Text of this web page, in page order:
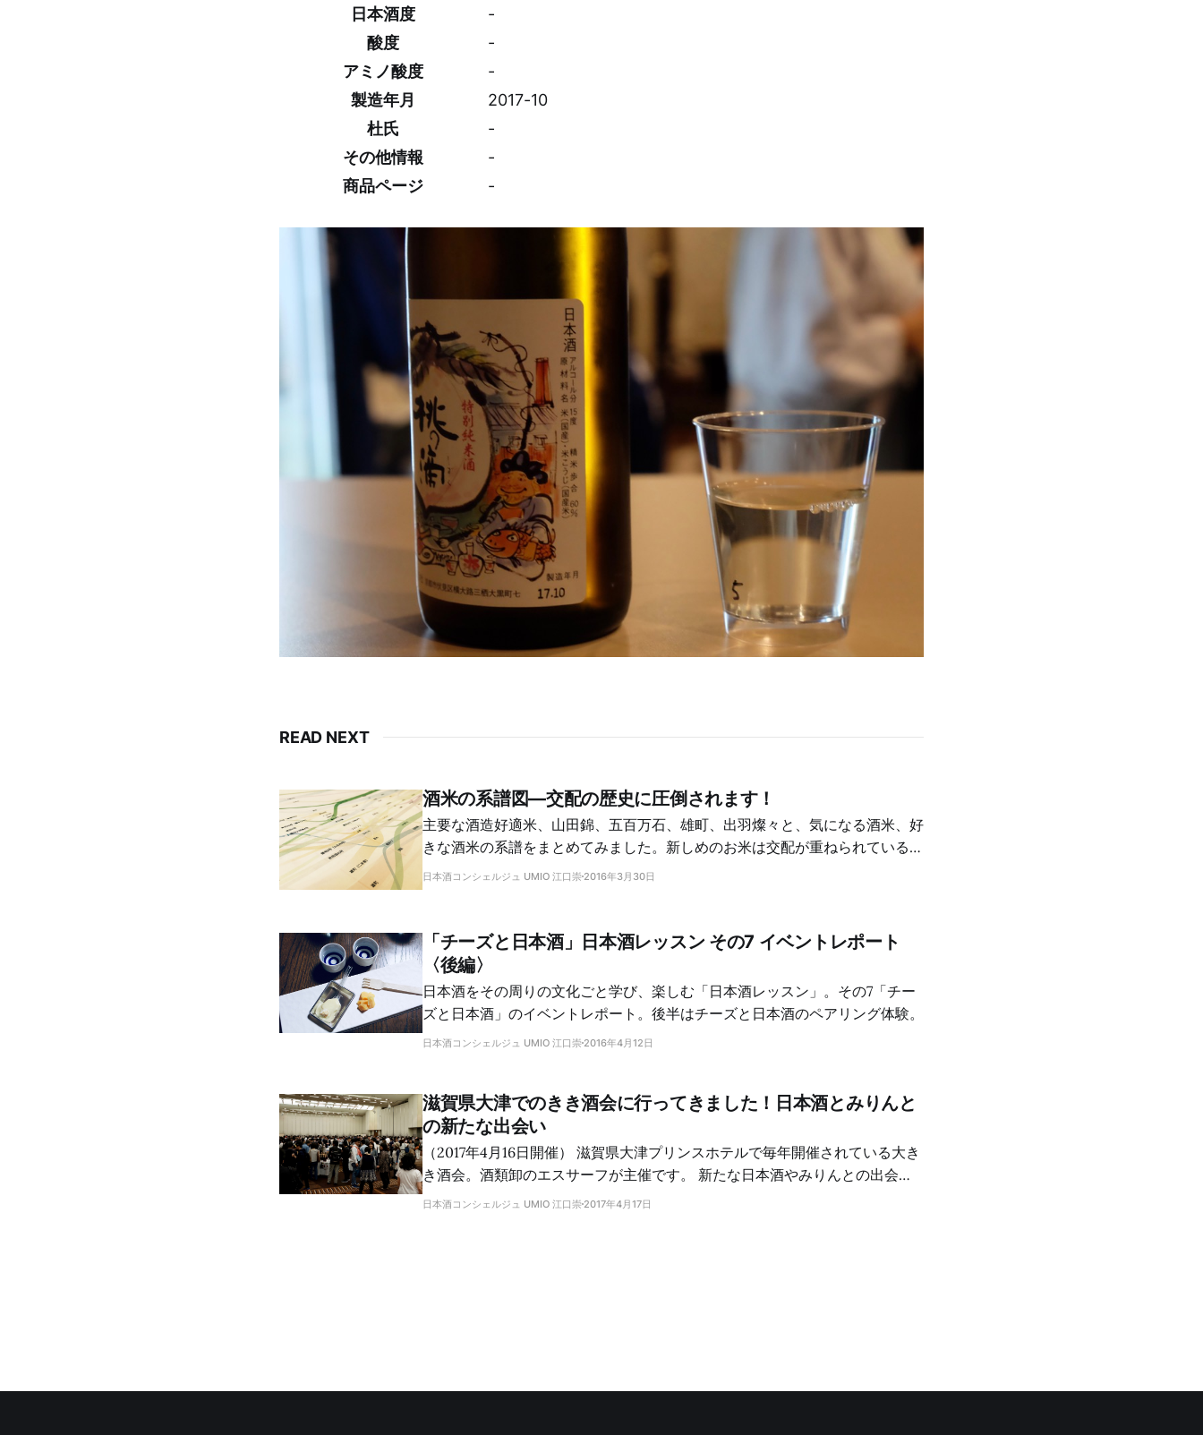
日本酒度
-
酸度
-
アミノ酸度
-
製造年月
2017-10
杜氏
-
その他情報
-
商品ページ
-
READ NEXT
酒米の系譜図―交配の歴史に圧倒されます！
主要な酒造好適米、山田錦、五百万石、雄町、出羽燦々と、気になる酒米、好
きな酒米の系譜をまとめてみました。新しめのお米は交配が重ねられているの
がわかります。意外なルーツもわかって楽しい！
日本酒コンシェルジュ UMIO 江口崇 2016年3月30日
「チーズと日本酒」日本酒レッスン その7 イベントレポート
〈後編〉
日本酒をその周りの文化ごと学び、楽しむ「日本酒レッスン」。その7「チー
ズと日本酒」のイベントレポート。後半はチーズと日本酒のペアリング体験。
日本酒コンシェルジュ UMIO 江口崇 2016年4月12日
滋賀県大津でのきき酒会に行ってきました！日本酒とみりんと
の新たな出会い
（2017年4月16日開催） 滋賀県大津プリンスホテルで毎年開催されている大き
き酒会。酒類卸のエスサーフが主催です。 新たな日本酒やみりんとの出会い
がありました。すべてのブースを回ることは叶わず。でも、いくつか深い体験
日本酒コンシェルジュ UMIO 江口崇 2017年4月17日